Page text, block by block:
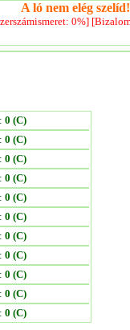
A ló nem elég szelíd!
0%]
0 (C)
0 (C)
0 (C)
0 (C)
0 (C)
0 (C)
0 (C)
0 (C)
0 (C)
0 (C)
0 (C)